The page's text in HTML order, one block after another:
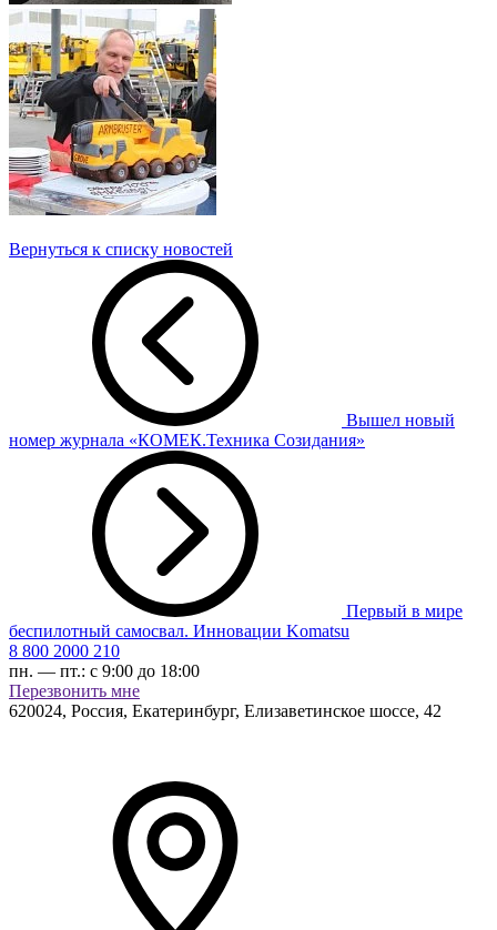
Вернуться к списку новостей
Вышел новый
номер журнала «КОМЕК.Техника Созидания»
Первый в мире
беспилотный самосвал. Инновации Komatsu
8 800 2000 210
пн. — пт.: с 9:00 до 18:00
Перезвонить мне
620024, Россия, Екатеринбург, Елизаветинское шоссе, 42